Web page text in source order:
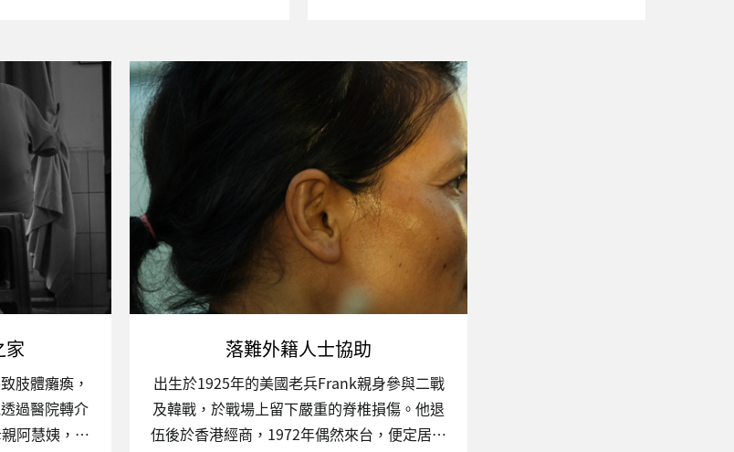
擔。二、機構設立宗旨：不分年齡、性
、種族、國籍與宗教，提供安置服務、照
心理輔導、生活補助，讓收容者都能感受
的溫暖與生命的尊嚴。以尊重和關懷延續
的溫暖，提供孩子們更適切的專業服務，
的孩子們能揮別陰霾、接納自己並關愛
三、服務對象：提供床0至6歲幼兒，一
個床位。四、服務項目：生活照護：…
今，小牛展現了強烈的求生意志，每天努力長
大，慢慢不再仰賴氧氣機及抽痰機。一、專案
關注的議題統計至2020年12月底止，在台女性
外籍移工（產業與社福合計）已達382,028人。
在台工作期間，她們若不小心意外懷孕，常因
害怕遭到遣返而逃跑，成為無證移工。她們不
敢去醫院產檢、也通常不會選擇主動去醫院生
產，…
家
肢體癱瘓，
過醫院轉介
阿慧姨，無
落難外籍人士協助
出生於1925年的美國老兵Frank親身參與二戰
及韓戰，於戰場上留下嚴重的脊椎損傷。他退
伍後於香港經商，1972年偶然來台，便定居台